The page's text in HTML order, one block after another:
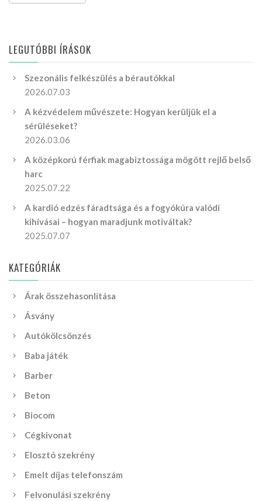
LEGUTÓBBI ÍRÁSOK
Szezonális felkészülés a bérautókkal
2026.07.03
A kézvédelem művészete: Hogyan kerüljük el a
sérüléseket?
2026.03.06
A középkorú férfiak magabiztossága mögött rejlő belső
harc
2025.07.22
A kardió edzés fáradtsága és a fogyókúra valódi
kihívásai – hogyan maradjunk motiváltak?
2025.07.07
KATEGÓRIÁK
Árak összehasonlítása
Ásvány
Autókölcsönzés
Baba játék
Barber
Beton
Biocom
Cégkivonat
Elosztó szekrény
Emelt díjas telefonszám
Felvonulási szekrény